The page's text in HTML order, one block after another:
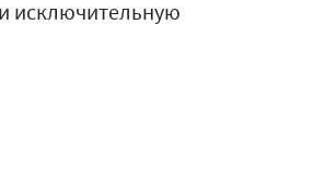
исключительную